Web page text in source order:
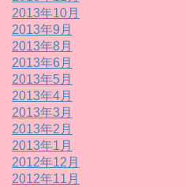
2013年10月
2013年9月
2013年8月
2013年6月
2013年5月
2013年4月
2013年3月
2013年2月
2013年1月
2012年12月
2012年11月